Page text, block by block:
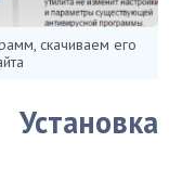
скачиваем его